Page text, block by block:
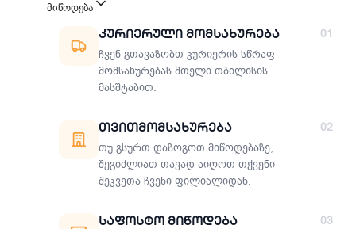
მიწოდება
მიწოდების მეთოდები
01
Კურიერული Მომსახურება
ჩვენ გთავაზობთ კურიერის სწრაფ
მომსახურებას მთელი თბილისის
მასშტაბით.
02
Თვითმომსახურება
თუ გსურთ დაზოგოთ მიწოდებაზე,
შეგიძლიათ თავად აიღოთ თქვენი
შეკვეთა ჩვენი ფილიალიდან.
03
Საფოსტო Მიწოდება